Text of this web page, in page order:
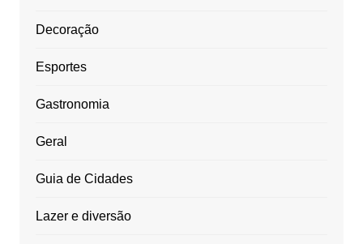
Decoração
Esportes
Gastronomia
Geral
Guia de Cidades
Lazer e diversão